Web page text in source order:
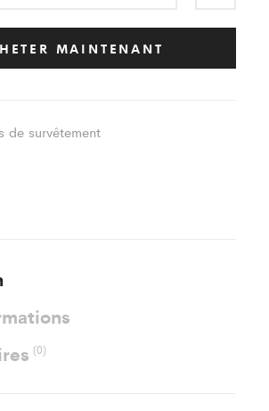
MAINTENANT
de survêtement
(0)